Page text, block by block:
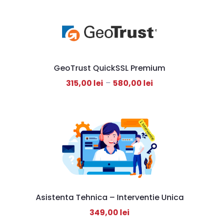
GeoTrust QuickSSL Premium
315,00 lei – 580,00 lei
Asistenta Tehnica – Interventie Unica
349,00 lei